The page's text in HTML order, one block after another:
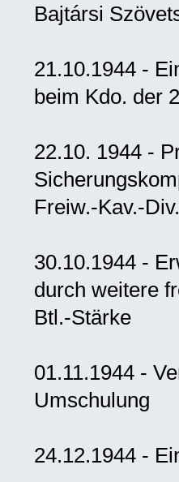
Bajtársi
21.10.1944 -
beim Kdo. der
22.10. 1944 -
Freiw.-Kav.-Div.
30.10.1944 -
durch weitere
Btl.-Stärke
01.11.1944 -
Umschulung
24.12.1944 -